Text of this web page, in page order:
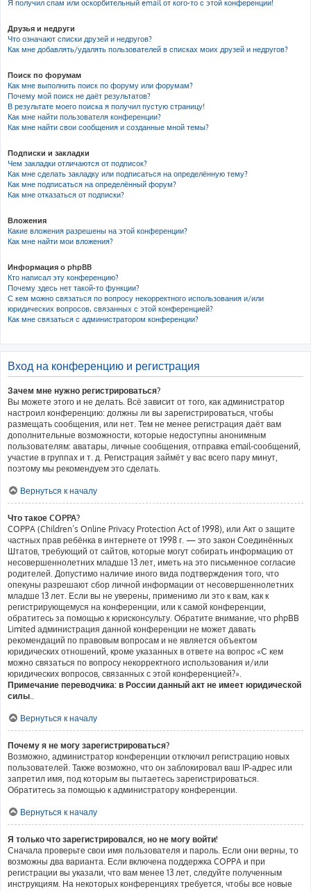
Я получил спам или оскорбительный email от кого-то с этой конференции!
Друзья и недруги
Что означают списки друзей и недругов?
Как мне добавлять/удалять пользователей в списках моих друзей и недругов?
Поиск по форумам
Как мне выполнить поиск по форуму или форумам?
Почему мой поиск не даёт результатов?
В результате моего поиска я получил пустую страницу!
Как мне найти пользователя конференции?
Как мне найти свои сообщения и созданные мной темы?
Подписки и закладки
Чем закладки отличаются от подписок?
Как мне сделать закладку или подписаться на определённую тему?
Как мне подписаться на определённый форум?
Как мне отказаться от подписки?
Вложения
Какие вложения разрешены на этой конференции?
Как мне найти мои вложения?
Информация о phpBB
Кто написал эту конференцию?
Почему здесь нет такой-то функции?
С кем можно связаться по вопросу некорректного использования и/или
юридических вопросов, связанных с этой конференцией?
Как мне связаться с администратором конференции?
Вход на конференцию и регистрация
Зачем мне нужно регистрироваться?
Вы можете этого и не делать. Всё зависит от того, как администратор
настроил конференцию: должны ли вы зарегистрироваться, чтобы
размещать сообщения, или нет. Тем не менее регистрация даёт вам
дополнительные возможности, которые недоступны анонимным
пользователям: аватары, личные сообщения, отправка email-сообщений,
участие в группах и т. д. Регистрация займёт у вас всего пару минут,
поэтому мы рекомендуем это сделать.
Вернуться к началу
Что такое COPPA?
COPPA (Children’s Online Privacy Protection Act of 1998), или Акт о защите
частных прав ребёнка в интернете от 1998 г. — это закон Соединённых
Штатов, требующий от сайтов, которые могут собирать информацию от
несовершеннолетних младше 13 лет, иметь на это письменное согласие
родителей. Допустимо наличие иного вида подтверждения того, что
опекуны разрешают сбор личной информации от несовершеннолетних
младше 13 лет. Если вы не уверены, применимо ли это к вам, как к
регистрирующемуся на конференции, или к самой конференции,
обратитесь за помощью к юрисконсульту. Обратите внимание, что phpBB
Limited администрация данной конференции не может давать
рекомендаций по правовым вопросам и не является объектом
юридических отношений, кроме указанных в ответе на вопрос «С кем
можно связаться по вопросу некорректного использования и/или
юридических вопросов, связанных с этой конференцией?».
Примечание переводчика: в России данный акт не имеет юридической
силы..
Вернуться к началу
Почему я не могу зарегистрироваться?
Возможно, администратор конференции отключил регистрацию новых
пользователей. Также возможно, что он заблокировал ваш IP-адрес или
запретил имя, под которым вы пытаетесь зарегистрироваться.
Обратитесь за помощью к администратору конференции.
Вернуться к началу
Я только что зарегистрировался, но не могу войти!
Сначала проверьте свои имя пользователя и пароль. Если они верны, то
возможны два варианта. Если включена поддержка COPPA и при
регистрации вы указали, что вам менее 13 лет, следуйте полученным
инструкциям. На некоторых конференциях требуется, чтобы все новые